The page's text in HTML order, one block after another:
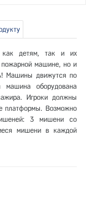
как детям, так и их
пожарной машине, но и
Машины движутся по
машина оборудована
Игроки должны
платформы. Возможно
3 мишени со
мишени в каждой